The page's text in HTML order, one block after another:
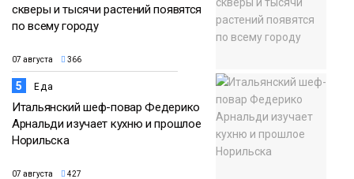
скверы и тысячи растений появятся
по всему городу
07 августа 366
5 Еда
Итальянский шеф-повар Федерико
Арнальди изучает кухню и прошлое
Норильска
07 августа 427